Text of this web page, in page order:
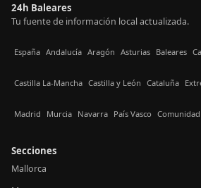
24h Baleares
Tu fuente de información local actualizada.
España Andalucía Aragón Asturias Baleares
Castilla La-Mancha Castilla y León Cataluña
Madrid Murcia Navarra País Vasco
Secciones
Mallorca